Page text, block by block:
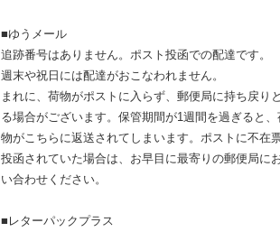
■ゆうメール
追跡番号はありません。ポスト投函での配達です。
週末や祝日には配達がおこなわれません。
まれに、荷物がポストに入らず、郵便局に持ち戻り
る場合がございます。保管期間が1週間を過ぎると、
物がこちらに返送されてしまいます。ポストに不在
投函されていた場合は、お早目に最寄りの郵便局に
い合わせください。
■レターパックプラス